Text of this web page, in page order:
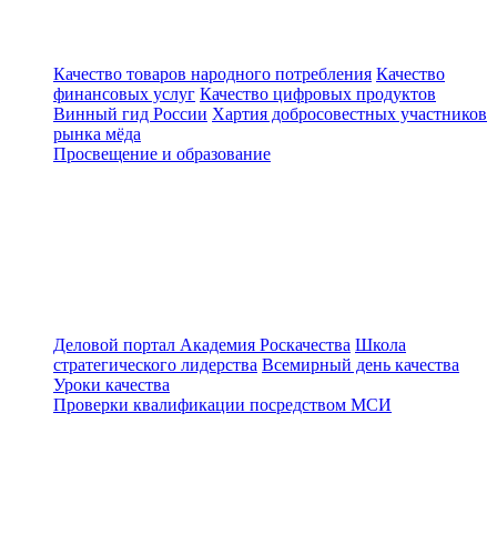
Качество товаров народного потребления Качество
финансовых услуг Качество цифровых продуктов
Винный гид России Хартия добросовестных участников
рынка мёда
Просвещение и образование
Деловой портал Академия Роскачества Школа
стратегического лидерства Всемирный день качества
Уроки качества
Проверки квалификации посредством МСИ